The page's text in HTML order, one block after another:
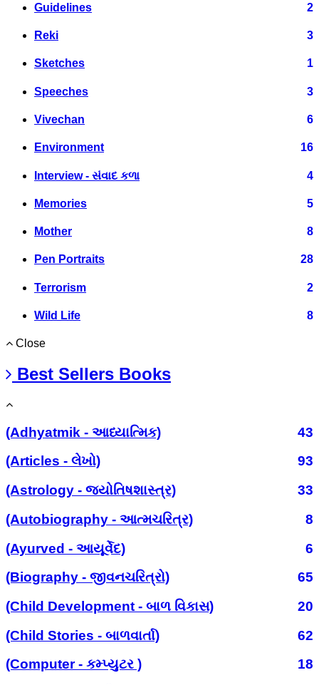
Guidelines 2
Reki 3
Sketches 1
Speeches 3
Vivechan 6
Environment 16
Interview - સંવાદ કળા 4
Memories 5
Mother 8
Pen Portraits 28
Terrorism 2
Wild Life 8
Close
Best Sellers Books
(Adhyatmik - આધ્યાત્મિક)
43
(Articles - લેખો)
93
(Astrology - જ્યોતિષશાસ્ત્ર)
33
(Autobiography - આત્મચરિત્ર)
8
(Ayurved - આયૂર્વેદ)
6
(Biography - જીવનચરિત્રો)
65
(Child Development - બાળ વિકાસ)
20
(Child Stories - બાળવાર્તા)
62
(Computer - કમ્પ્યુટર )
18